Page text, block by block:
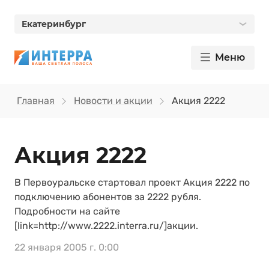
Екатеринбург
Меню
Главная Новости и акции Акция 2222
Акция 2222
В Первоуральске стартовал проект Акция 2222 по
подключению абонентов за 2222 рубля.
Подробности на сайте
[link=http://www.2222.interra.ru/]акции.
22 января 2005 г. 0:00